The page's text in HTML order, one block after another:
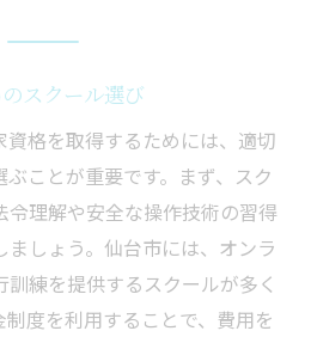
スクール選び
格を取得するためには、適切
ことが重要です。まず、スク
令理解や安全な操作技術の習得
しょう。仙台市には、オンラ
練を提供するスクールが多く
度を利用することで、費用を